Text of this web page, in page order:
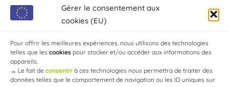
Gérer le consentement aux
cookies (EU)
Pour offrir les meilleures expériences, nous utilisons des technologies
telles que les cookies pour stocker et/ou accéder aux informations des
appareils.
→ Le fait de consentir à ces technologies nous permettra de traiter des
données telles que le comportement de navigation ou les ID uniques sur
Chargée de missions Formations
Professionnelles continues CFPPA DE L’AUBE –
MARGUERON Tél.…